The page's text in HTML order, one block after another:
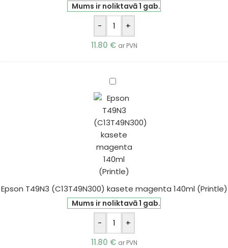
Mums ir noliktavā 1 gab.
-
+
11.80 € ar PVN
Epson
(C13T49N300)
kasete
magenta
(Printle)
Epson T49N3 (C13T49N300) kasete magenta 140ml (Printle)
Mums ir noliktavā 1 gab.
-
+
11.80 € ar PVN